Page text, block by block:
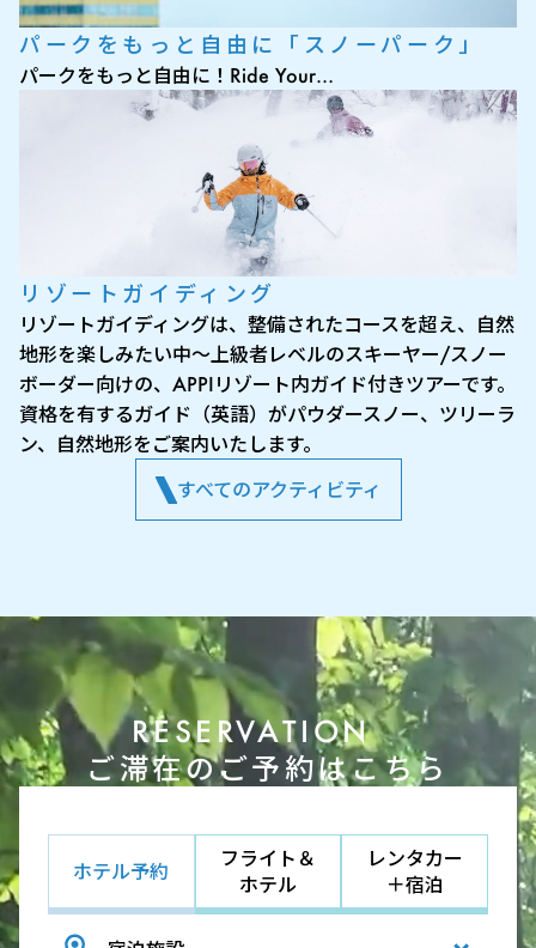
パークをもっと自由に「スノーパーク」
パークをもっと自由に！Ride Your…
リゾートガイディング
リゾートガイディングは、整備されたコースを超え、自然
地形を楽しみたい中〜上級者レベルのスキーヤー/スノー
ボーダー向けの、APPIリゾート内ガイド付きツアーです。
資格を有するガイド（英語）がパウダースノー、ツリーラ
ン、自然地形をご案内いたします。
すべてのアクティビティ
RESERVATION
ご滞在のご予約はこちら
ホテル予約
フライト＆
ホテル
レンタカー
＋宿泊